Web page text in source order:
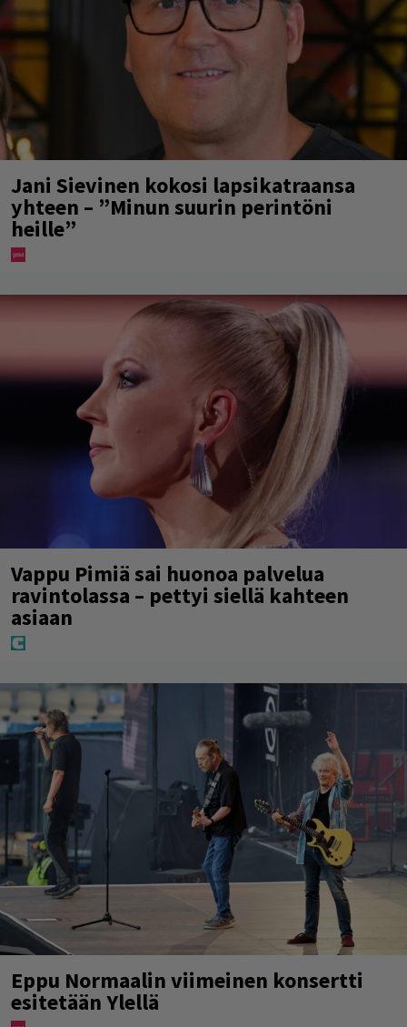
Jani Sievinen kokosi lapsikatraansa
yhteen – ”Minun suurin perintöni
heille”
Vappu Pimiä sai huonoa palvelua
ravintolassa – pettyi siellä kahteen
asiaan
Eppu Normaalin viimeinen konsertti
esitetään Ylellä